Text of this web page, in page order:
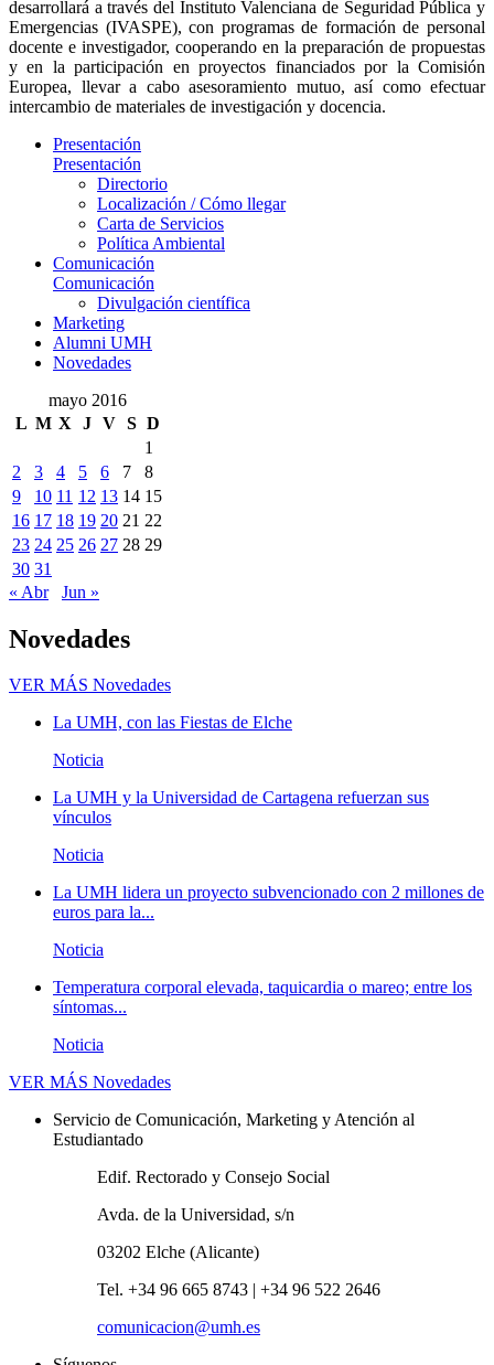
desarrollará a través del Instituto Valenciana de Seguridad Pública y
Emergencias (IVASPE), con programas de formación de personal
docente e investigador, cooperando en la preparación de propuestas
y en la participación en proyectos financiados por la Comisión
Europea, llevar a cabo asesoramiento mutuo, así como efectuar
intercambio de materiales de investigación y docencia.
Presentación
Presentación
Directorio
Localización / Cómo llegar
Carta de Servicios
Política Ambiental
Comunicación
Comunicación
Divulgación científica
Marketing
Alumni UMH
Novedades
mayo 2016
L M X J V S D
1
2
3 4 5 6 7
8
9
10 11 12 13 14 15
16 17 18 19 20 21 22
23 24 25 26 27 28 29
30 31
« Abr
Jun »
Novedades
VER MÁS Novedades
La UMH, con las Fiestas de Elche
Noticia
La UMH y la Universidad de Cartagena refuerzan sus
vínculos
Noticia
La UMH lidera un proyecto subvencionado con 2 millones de
euros para la...
Noticia
Temperatura corporal elevada, taquicardia o mareo; entre los
síntomas...
Noticia
VER MÁS Novedades
Servicio de Comunicación, Marketing y Atención al
Estudiantado
Edif. Rectorado y Consejo Social
Avda. de la Universidad, s/n
03202 Elche (Alicante)
Tel. +34 96 665 8743 | +34 96 522 2646
comunicacion@umh.es